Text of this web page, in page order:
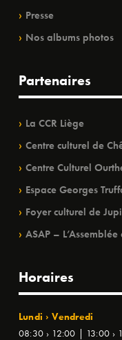
Presse
Nos albums photos
Partenaires
La CCR Liège
Centre culturel de
Centre Culturel
Espace Georges
Foyer culturel de
ASAP –
Horaires
Lundi › Vendredi
08:30 › 12:00 | 13:00 ›